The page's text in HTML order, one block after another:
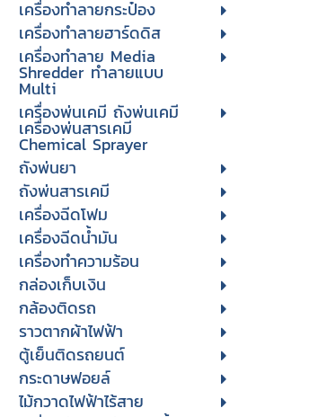
เครื่องทำลายกระป๋อง
เครื่องทำลายฮาร์ดดิส
เครื่องทำลาย Media
Shredder ทำลายแบบ
Multi
เครื่องพ่นเคมี ถังพ่นเคมี
เครื่องพ่นสารเคมี
Chemical Sprayer
ถังพ่นยา
ถังพ่นสารเคมี
เครื่องฉีดโฟม
เครื่องฉีดน้ำมัน
เครื่องทำความร้อน
กล่องเก็บเงิน
กล้องติดรถ
ราวตากผ้าไฟฟ้า
ตู้เย็นติดรถยนต์
กระดาษฟอยล์
ไม้กวาดไฟฟ้าไร้สาย